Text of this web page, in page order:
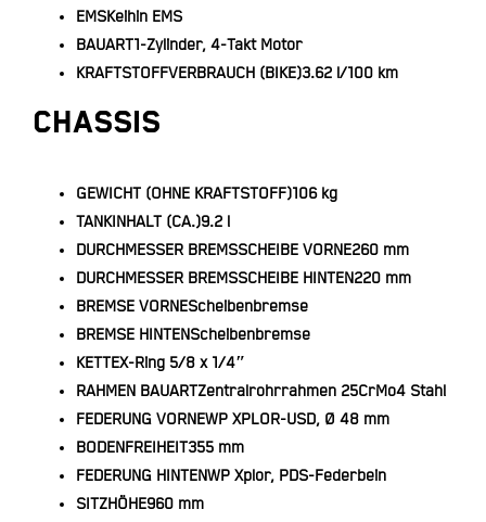
EMSKeihin EMS
BAUART1-Zylinder, 4-Takt Motor
KRAFTSTOFFVERBRAUCH (BIKE)3.62 l/100 km
CHASSIS
GEWICHT (OHNE KRAFTSTOFF)106 kg
TANKINHALT (CA.)9.2 l
DURCHMESSER BREMSSCHEIBE VORNE260 mm
DURCHMESSER BREMSSCHEIBE HINTEN220 mm
BREMSE VORNEScheibenbremse
BREMSE HINTENScheibenbremse
KETTEX-Ring 5/8 x 1/4″
RAHMEN BAUARTZentralrohrrahmen 25CrMo4 Stahl
FEDERUNG VORNEWP XPLOR-USD, Ø 48 mm
BODENFREIHEIT355 mm
FEDERUNG HINTENWP Xplor, PDS-Federbein
SITZHÖHE960 mm